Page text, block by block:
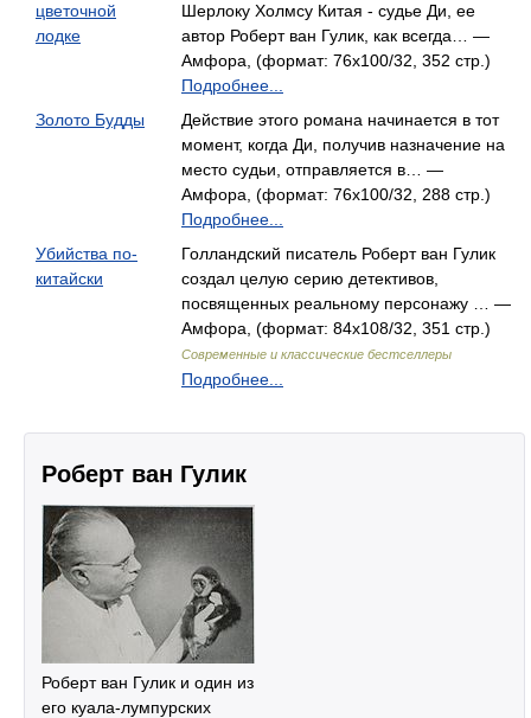
цветочной
лодке
Шерлоку Холмсу Китая - судье Ди, ее
автор Роберт ван Гулик, как всегда… —
Амфора, (формат: 76x100/32, 352 стр.)
Подробнее...
Золото Будды
Действие этого романа начинается в тот
момент, когда Ди, получив назначение на
место судьи, отправляется в… —
Амфора, (формат: 76x100/32, 288 стр.)
Подробнее...
Убийства по-
китайски
Голландский писатель Роберт ван Гулик
создал целую серию детективов,
посвященных реальному персонажу … —
Амфора, (формат: 84x108/32, 351 стр.)
Современные и классические бестселлеры
Подробнее...
Роберт ван Гулик
Роберт ван Гулик и один из
его куала-лумпурских